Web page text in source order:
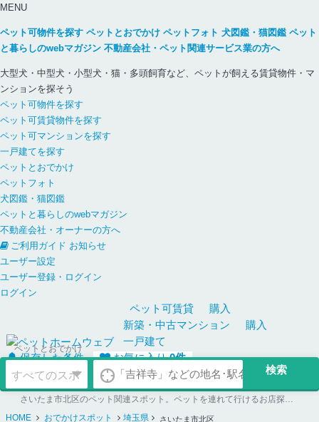
MENU
ペット可物件を探す ペットとおでかけ ペットフォト 犬図鑑・猫図鑑 ペット
と暮らしのwebマガジン 不動産会社・ペット関連サービス業の方へ
大型犬・中型犬・小型犬・猫・多頭飼育など、ペットが飼える賃貸物件・マ
ンションを探そう
ペット可物件を探す
ペット可賃貸物件を探す
ペット可マンションを探す
一戸建てを探す
ペットとおでかけ
ペットフォト
犬図鑑・猫図鑑
ペットと暮らしのwebマガジン
不動産会社・オーナーの方へ
ご利用ガイド お知らせ
ユーザー設定
ユーザー登録・ログイン
ログイン
ペット可賃貸
購入
新築・中古マンション
購入
一戸建て
保存した条件
お気に入り0件
ペットとおでかけ
さいたま市北区のペット関連スポット。ペットを連れて行けるお店探しならペットホームウェブ
HOME
おでかけスポット 埼玉県 さいたま市北区